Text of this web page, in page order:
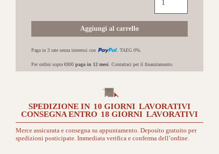
Urban
25x60
Aggiungi al carrello
Paga in 3 rate senza interessi con . TAEG 0%.
Per ordini sopra €800 paga in 12 mesi. Contattaci per il finanziamento.
SPEDIZIONE IN 10 GIORNI LAVORATIVI
CONSEGNA ENTRO 18 GIORNI LAVORATIVI
Merce assicurata e consegna su appuntamento. Deposito gratuito per
spedizioni posticipate. Immediata verifica e conferma dell’ordine.